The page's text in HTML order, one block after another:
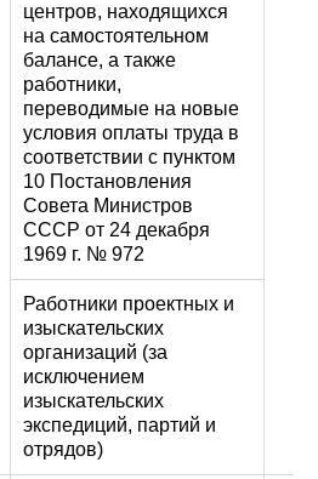
центров, находящихся
на самостоятельном
балансе, а также
работники,
переводимые на новые
условия оплаты труда в
соответствии с пунктом
10 Постановления
Совета Министров
СССР от 24 декабря
1969 г. № 972
Работники проектных и
изыскательских
организаций (за
исключением
изыскательских
экспедиций, партий и
отрядов)